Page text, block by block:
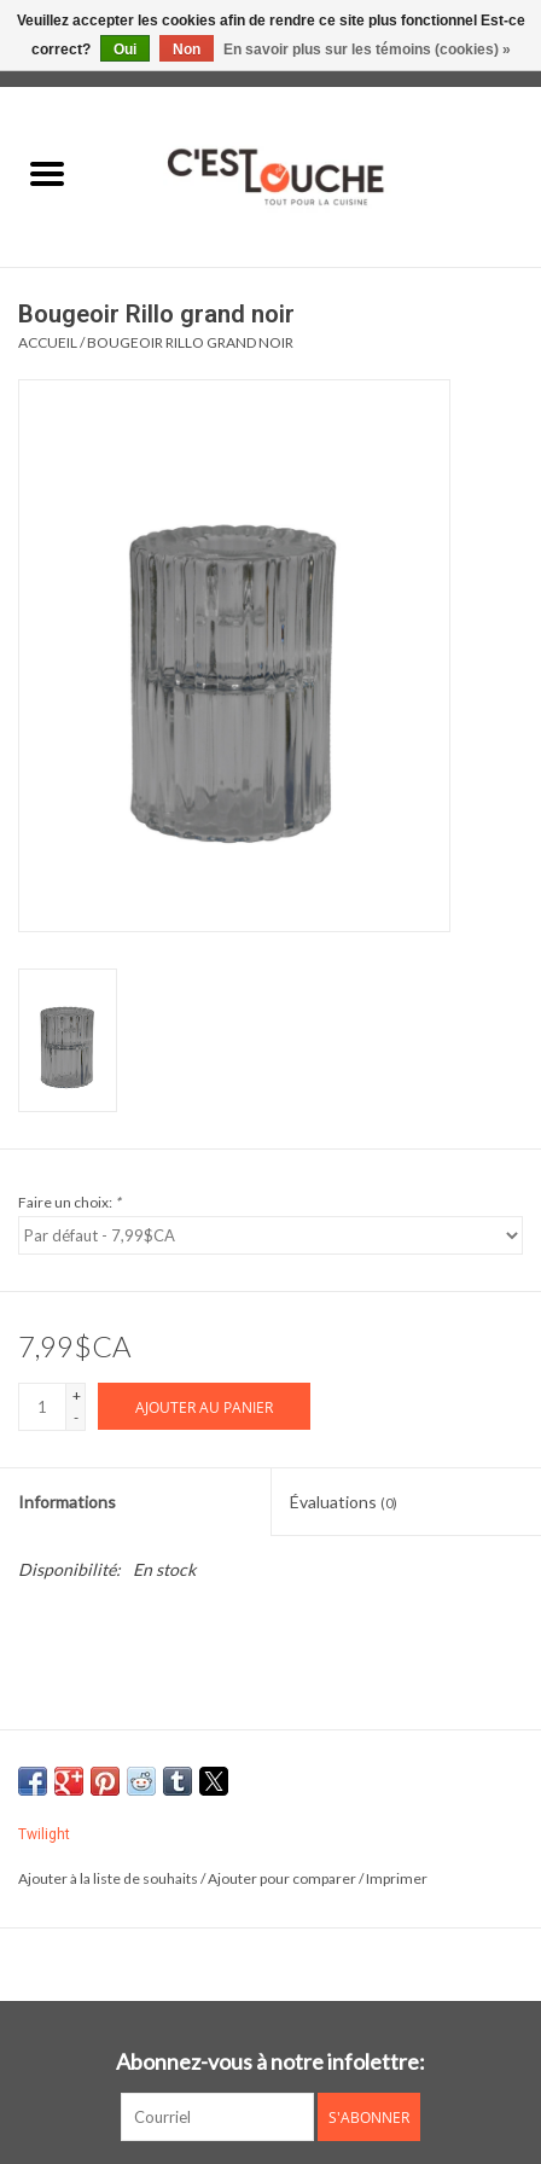
Table & Présentation
Boire
Cours de cuisine
Bougeoir Rillo grand noir
ACCUEIL /BOUGEOIR RILLO GRAND NOIR
Faire un choix: *
7,99$CA
+
-
AJOUTER AU PANIER
Informations Évaluations (0)
Disponibilité: En stock
Twilight
Ajouter à la liste de souhaits /Ajouter pour comparer/Imprimer
Abonnez-vous à notre infolettre:
S'ABONNER
Veuillez accepter les cookies afin de rendre ce site plus fonctionnel Est-ce
correct?
Oui Non En savoir plus sur les témoins (cookies) »